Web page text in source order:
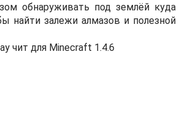
обнаруживать под землёй куда
найти залежи алмазов и полезной
чит для Minecraft 1.4.6